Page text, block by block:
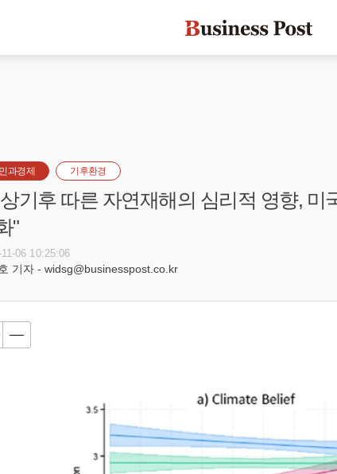
과경제 기후환경
기후 따른 자연재해의 심리적 영향, 미
"
06 10:25:06
기자 - widsg@businesspost.co.kr